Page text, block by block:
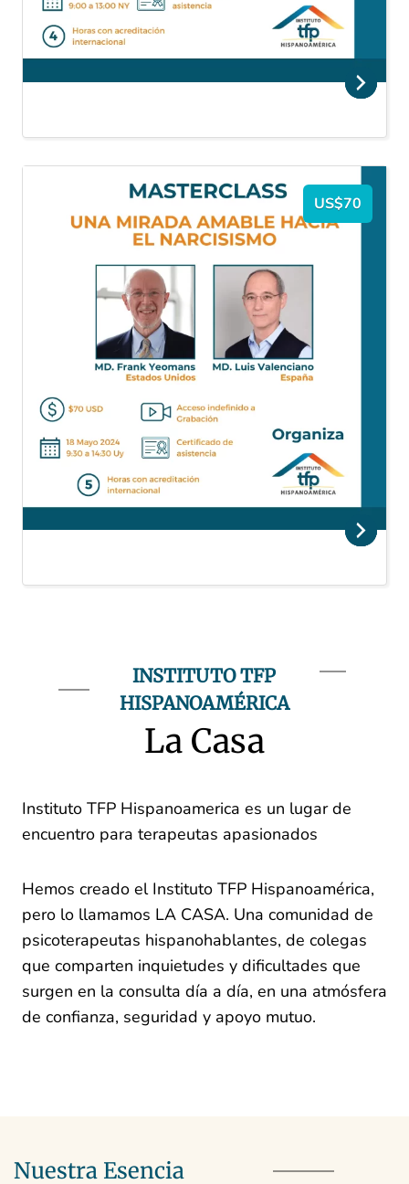
US$70
INSTITUTO TFP
HISPANOAMÉRICA
La Casa
Instituto TFP Hispanoamerica es un lugar de
encuentro para terapeutas apasionados
Hemos creado el Instituto TFP Hispanoamérica,
pero lo llamamos LA CASA. Una comunidad de
psicoterapeutas hispanohablantes, de colegas
que comparten inquietudes y dificultades que
surgen en la consulta día a día, en una atmósfera
de confianza, seguridad y apoyo mutuo.
Nuestra Esencia